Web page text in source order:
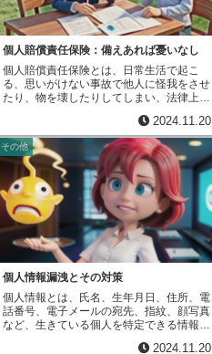
失利益も高額になる傾向があります。計算
方法は複雑ですが、基本的には、事故前の
収入に、将来の昇給や物価上昇なども考慮
した上で、余命年数をかけて算出されま
す。逸失利益は、不慮の事故で将来の収入
を失ってしまった人やその家族にとって、
生活を支えるための大切なものです。その
ため、事故の被害者になった場合は、逸失
利益についてきちんと理解し、適切な賠償
を受けることが重要です。
のような事態に備え、医師が患者さんに負
うべき法的責任を金銭的に支える役割を果
たします。具体的には、患者さんへの損害
賠償金の支払いだけでなく、訴訟に関連す
ります。医師は、この保険に加入すること
で、金銭的な不安を抱えることなく、医療
行為に集中できます。安心して医療に専念
できる環境は、患者さんにとってより良い
医療の提供につながるでしょう。また、患
者さんにとっても、医師が賠償責任保険に
加入していることは大きな安心材料となり
ます。万が一、医療事故が起きた場合で
も、適切な補償を受けられるという安心感
は、医師と患者さんの信頼関係を築く上で
も重要です。医師賠償責任保険は、医師を
守るだけでなく、患者さんの権利も守るこ
とで、医療全体の安全性を高める重要な役
割を果たしていると言えるでしょう。近
年、医療の高度化・複雑化に伴い、医療事
故のリスクも高まっているため、医師賠償
責任保険の重要性はますます高まっていま
す。
個人賠償責任保険：備えあれば憂いなし
個人賠償責任保険とは、日常生活で起こ
る、思いがけない事故で他人に怪我をさせ
たり、物を壊したりしてしまい、法律上の
れる保険です。例えば、自転車に乗ってい
て通行人とぶつかり、相手に怪我をさせて
しまった場合を考えてみましょう。治療費
や慰謝料など、高額な賠償金を請求される
可能性があります。このような時、個人賠
償責任保険に加入していれば、保険会社が
代わりに賠償金を支払ってくれるので、経
済的な負担を大きく軽減できます。また、
マンションのベランダから植木鉢が落ち
て、下に停めていた車に傷をつけてしまっ
た場合も、個人賠償責任保険が適用されま
す。車の種類によっては修理費用が高額に
るので安心です。その他にも、子供のボー
ル遊びで近所の家の窓ガラスを割ってしま
った場合や、買い物中に商品を落として壊
してしまった場合、ペットの散歩中に他人
2024.11.20
その他
個人情報漏洩とその対策
個人情報とは、氏名、生年月日、住所、電
話番号、電子メールの宛先、指紋、顔写真
など、生きている個人を特定できる情報を
2024.11.20